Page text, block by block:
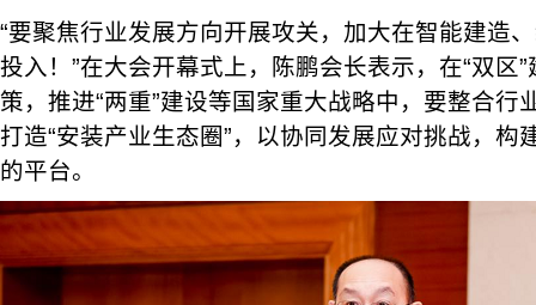
“要聚焦行业发展方向开展攻关，加大在智能建造
投入！”在大会开幕式上，陈鹏会长表示，在“双区”
策，推进“两重”建设等国家重大战略中，要整合行
打造“安装产业生态圈”，以协同发展应对挑战，构
的平台。